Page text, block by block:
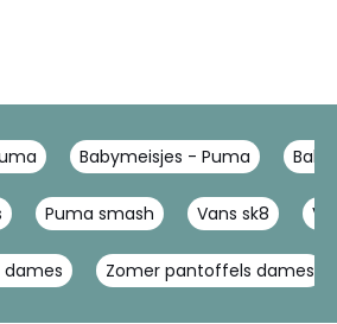
Babymeisjes - Puma
Puma smash Vans sk8
Zomer pantoffels dames